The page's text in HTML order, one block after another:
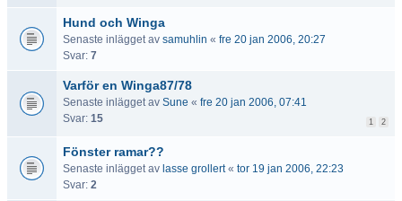
Hund och Winga
Senaste inlägget av samuhlin « fre 20 jan 2006, 20:27
Svar: 7
Varför en Winga87/78
Senaste inlägget av Sune « fre 20 jan 2006, 07:41
Svar: 15 1 2
Fönster ramar??
Senaste inlägget av lasse grollert« tor 19 jan 2006, 22:23
Svar: 2